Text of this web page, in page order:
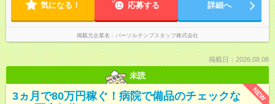
気になる！ 応募する 詳細へ
掲載元企業名 パーソルテンプスタッフ株式会社
掲載日：2026.08.08
未読
NEW
3ヵ月で80万円稼ぐ！病院で備品のチェックな